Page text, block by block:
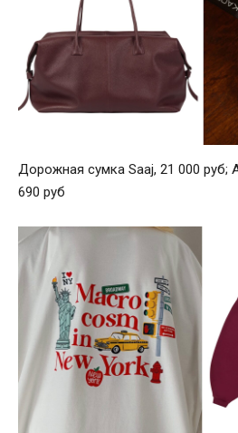
Дорожная сумка Saaj, 21 000 руб;
690 руб